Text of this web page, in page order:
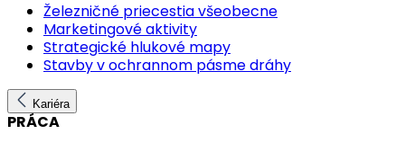
Železničné priecestia všeobecne
Marketingové aktivity
Strategické hlukové mapy
Stavby v ochrannom pásme dráhy
Kariéra
PRÁCA